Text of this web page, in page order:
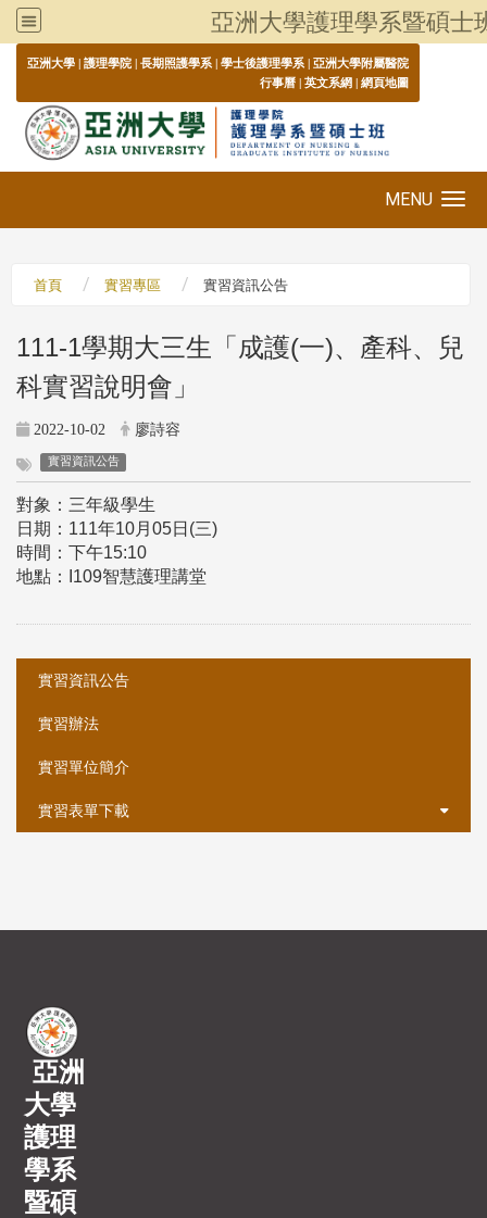
亞洲大學護理學系暨碩士
亞洲大學 | 護理學院 | 長期照護學系 | 學士後護理學系 | 亞洲大學附屬醫院
行事曆 | 英文系網 | 網頁地圖
MENU
首頁 實習專區 實習資訊公告
111-1學期大三生「成護(一)、產科、兒
科實習說明會」
2022-10-02 廖詩容
實習資訊公告
對象：三年級學生
日期：111年10月05日(三)
時間：下午15:10
地點：I109智慧護理講堂
實習資訊公告
實習辦法
實習單位簡介
實習表單下載
亞洲
大學
護理
學系
暨碩